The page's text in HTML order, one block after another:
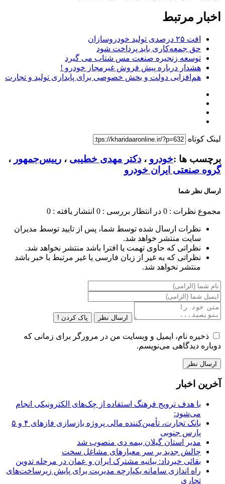
اخبار مرتبط
افت ۲۵ درصدی تولید خودروسازان
حق جمعه‌کاری باید پرداخت شود
توسعه زنجیره صنعت مس شتاب می گیرد
هشدار درباره پیش فروش غیرمجاز خودرو !
هم‌افزایی دولت و بخش خصوصی برای پایداری تولید و تجارت
لینک کوتاه
برچسب ها :خودرو ، دکتر مهدی خطیبی ، رییس‌جمهور ،
گروه صنعتی ایران خودرو
ارسال نظر شما
مجموع نظرات : 0 در انتظار بررسی : 0 انتشار یافته : 0
نظرات ارسال شده توسط شما، پس از تایید توسط مدیران
سایت منتشر خواهد شد.
نظراتی که حاوی تهمت یا افترا باشد منتشر نخواهد شد.
نظراتی که به غیر از زبان فارسی یا غیر مرتبط با خبر باشد
منتشر نخواهد شد.
ارسال نظر پاک کردن !
ذخیره نام، ایمیل و وبسایت من در مرورگر برای زمانی که
دوباره دیدگاهی می‌نویسم.
آخرین اخبار
با هدف ترویج فرهنگ استفاده از چک‌های الکترونیکی انجام
می‌شود:
بانک تجارت، تأمین‌کننده مالی پروژه بازسازی فازهای ۴ و ۵
پارس جنوبی
مدیر استان گیلان بیمه دی منصوب شد
چالش جدید بر سر معیارهای مشاغل سخت
بقائی خبرداد: بیانیه مشترک ایران و عمان در مرحله تدوین
راه اندازی سامانه یکپارچه مدیریت برای پایش زیرساخت‌های
تجاری